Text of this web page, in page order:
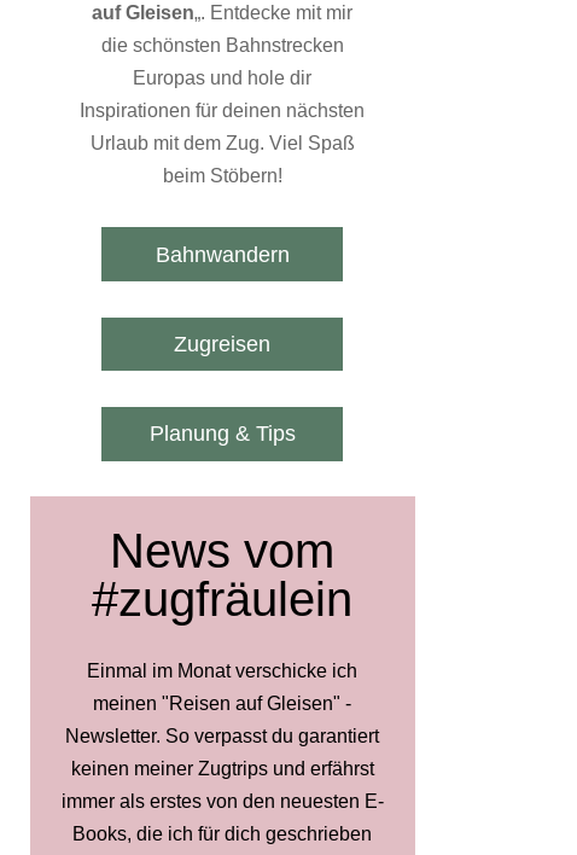
auf Gleisen„. Entdecke mit mir
die schönsten Bahnstrecken
Europas und hole dir
Inspirationen für deinen nächsten
Urlaub mit dem Zug. Viel Spaß
beim Stöbern!
Bahnwandern
Zugreisen
Planung & Tips
News vom
#zugfräulein
Einmal im Monat verschicke ich
meinen "Reisen auf Gleisen" -
Newsletter. So verpasst du garantiert
keinen meiner Zugtrips und erfährst
immer als erstes von den neuesten E-
Books, die ich für dich geschrieben